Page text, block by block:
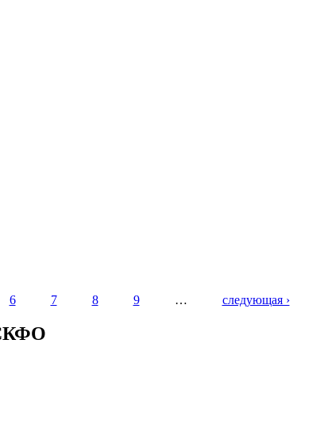
6 7 8 9 … следующая ›